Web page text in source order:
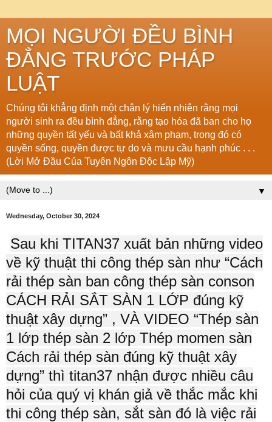
MỌI NGƯỜI ĐỀU BÌNH
ĐẲNG TRƯỚC PHÁP
LUẬT
Chúng tôi khẳng định một chân lý hiển nhiên rằng mọi
người sinh ra đều bình đẳng, rằng tạo hóa đã ban cho họ
những quyền tất yếu và bất khả xâm phạm, trong đó có
quyền sống, quyền được tự do và mưu cầu hạnh phúc . . .
(Lời Mở Đầu Của Tuyên Ngôn Độc Lập Mỹ)
▼
Wednesday, October 30, 2024
Sau khi TITAN37 xuất bản những video
về kỹ thuật thi công thép sàn như “Cách
rải thép sàn ban công thép sàn conson
CÁCH RẢI SẮT SÀN 1 LỚP đúng kỹ
thuật xây dựng” , VÀ VIDEO “Thép sàn
1 lớp thép sàn 2 lớp Thép momen sàn
Cách rải thép sàn đúng kỹ thuật xây
dựng” thì titan37 nhận được nhiều câu
hỏi của quý vị khán giả về thắc mắc khi
thi công thép sàn, sắt sàn đó là việc rải